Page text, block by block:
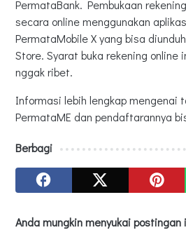
PermataBank. Pembukaan
secara online menggunakan
PermataMobile X yang bisa
Store. Syarat buka rekening online
nggak ribet.
Informasi lebih lengkap mengenai
PermataME dan pendaftarannya
Berbagi
Anda mungkin menyukai postingan